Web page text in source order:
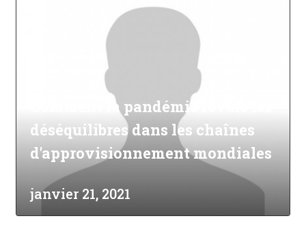
Comment la pandémie révèle les
déséquilibres dans les chaînes
d'approvisionnement mondiales
janvier 21, 2021